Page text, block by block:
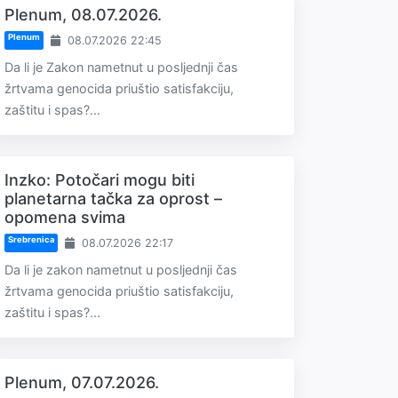
Plenum, 08.07.2026.
Plenum 08.07.2026 22:45
Da li je Zakon nametnut u posljednji čas
žrtvama genocida priuštio satisfakciju,
zaštitu i spas?...
Inzko: Potočari mogu biti
planetarna tačka za oprost –
opomena svima
Srebrenica 08.07.2026 22:17
Da li je zakon nametnut u posljednji čas
žrtvama genocida priuštio satisfakciju,
zaštitu i spas?...
Plenum, 07.07.2026.